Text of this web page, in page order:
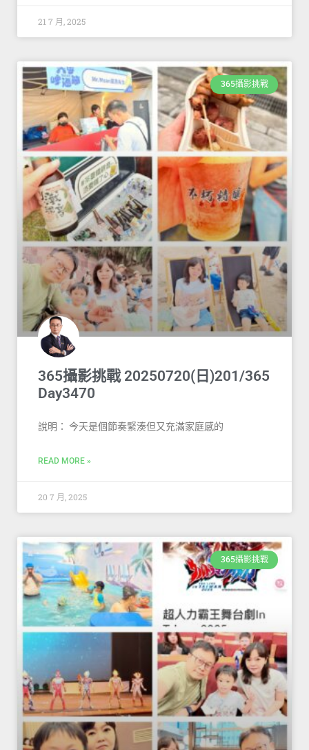
21 7 月, 2025
365攝影挑戰
365攝影挑戰 20250720(日)201/365
Day3470
說明： 今天是個節奏緊湊但又充滿家庭感的
READ MORE »
20 7 月, 2025
365攝影挑戰